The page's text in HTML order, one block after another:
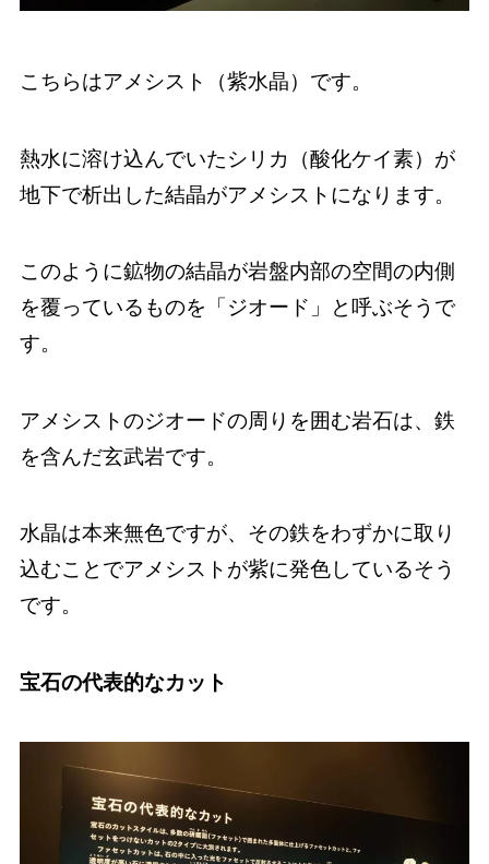
こちらはアメシスト（紫水晶）です。
熱水に溶け込んでいたシリカ（酸化ケイ素）が
地下で析出した結晶がアメシストになります。
このように鉱物の結晶が岩盤内部の空間の内側
を覆っているものを「ジオード」と呼ぶそうで
す。
アメシストのジオードの周りを囲む岩石は、鉄
を含んだ玄武岩です。
水晶は本来無色ですが、その鉄をわずかに取り
込むことでアメシストが紫に発色しているそう
です。
宝石の代表的なカット